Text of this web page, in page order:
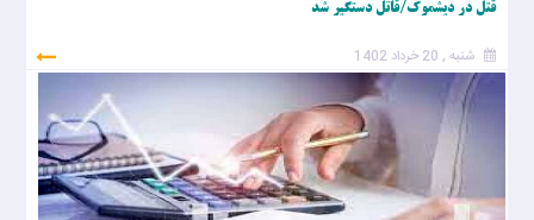
قتل در دیشموک/قاتل دستگیر شد
شنبه , 20 خرداد 1402